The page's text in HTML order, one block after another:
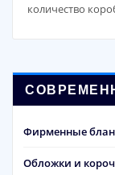
количество
Фирменные
Обложки и